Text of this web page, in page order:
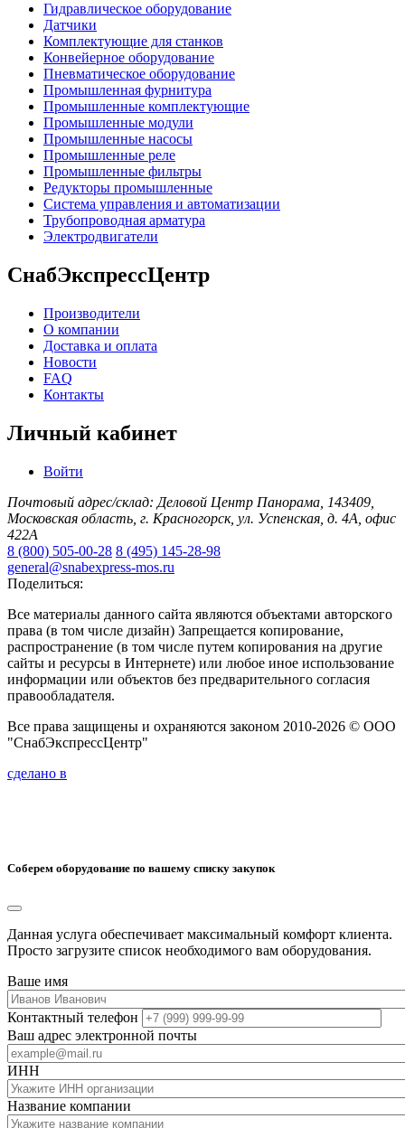
Гидравлическое оборудование
Датчики
Комплектующие для станков
Конвейерное оборудование
Пневматическое оборудование
Промышленная фурнитура
Промышленные комплектующие
Промышленные модули
Промышленные насосы
Промышленные реле
Промышленные фильтры
Редукторы промышленные
Система управления и автоматизации
Трубопроводная арматура
Электродвигатели
СнабЭкспрессЦентр
Производители
О компании
Доставка и оплата
Новости
FAQ
Контакты
Личный кабинет
Войти
Почтовый адрес/склад: Деловой Центр Панорама, 143409,
Московская область, г. Красногорск, ул. Успенская, д. 4А, офис
422А
8 (800) 505-00-28 8 (495) 145-28-98
general@snabexpress-mos.ru
Поделиться:
Все материалы данного сайта являются объектами авторского
права (в том числе дизайн) Запрещается копирование,
распространение (в том числе путем копирования на другие
сайты и ресурсы в Интернете) или любое иное использование
информации или объектов без предварительного согласия
правообладателя.
Все права защищены и охраняются законом 2010-2026 © ООО
"СнабЭкспрессЦентр"
сделано в
Соберем оборудование по вашему списку закупок
Данная услуга обеспечивает максимальный комфорт клиента.
Просто загрузите список необходимого вам оборудования.
Ваше имя
Контактный телефон
Ваш адрес электронной почты
ИНН
Название компании